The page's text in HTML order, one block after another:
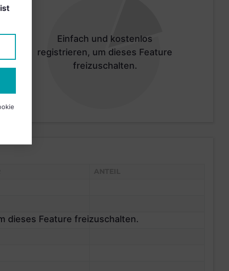
Einfach und kostenlos
registrieren, um dieses Feature
freizuschalten.
dieses Feature freizuschalten.